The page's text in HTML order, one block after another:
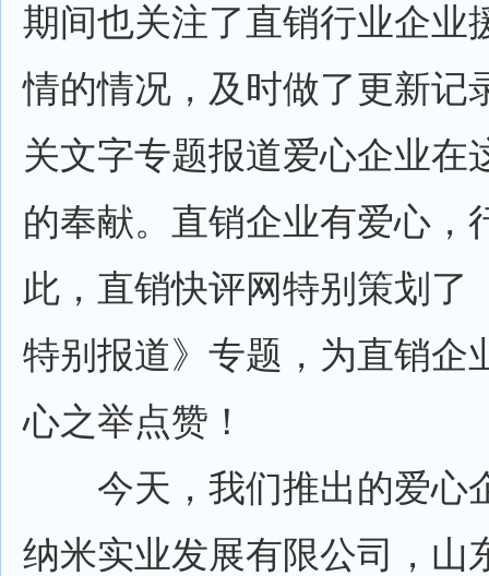
期间也关注了直销行业企业
情的情况，及时做了更新记
关文字专题报道爱心企业在
的奉献。直销企业有爱心，
此，直销快评网特别策划了
特别报道》专题，为直销企
心之举点赞！
今天，我们推出的爱心
纳米实业发展有限公司，山